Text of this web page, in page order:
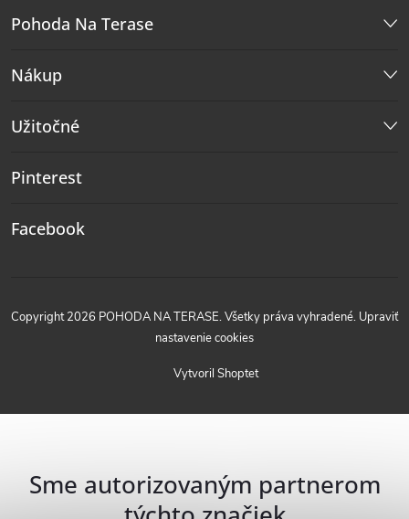
Pohoda Na Terase
Nákup
Užitočné
Pinterest
Facebook
Vytvoril Shoptet
Copyright 2026 POHODA NA TERASE. Všetky práva vyhradené. Upraviť
nastavenie cookies
Sme autorizovaným partnerom